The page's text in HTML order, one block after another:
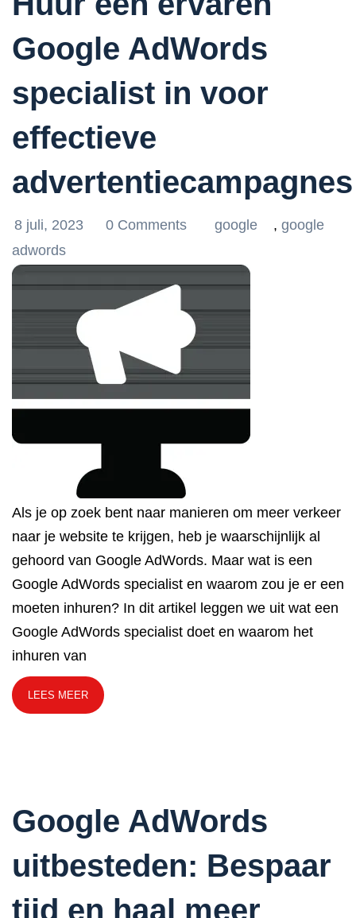
Google AdWords
specialist in voor
effectieve
advertentiecampagnes
8 juli, 2023 0 Comments google , google
adwords
Als je op zoek bent naar manieren om meer verkeer
naar je website te krijgen, heb je waarschijnlijk al
gehoord van Google AdWords. Maar wat is een
Google AdWords specialist en waarom zou je er een
moeten inhuren? In dit artikel leggen we uit wat een
Google AdWords specialist doet en waarom het
inhuren van
LEES MEER
Google AdWords
uitbesteden: Bespaar
tijd en haal meer